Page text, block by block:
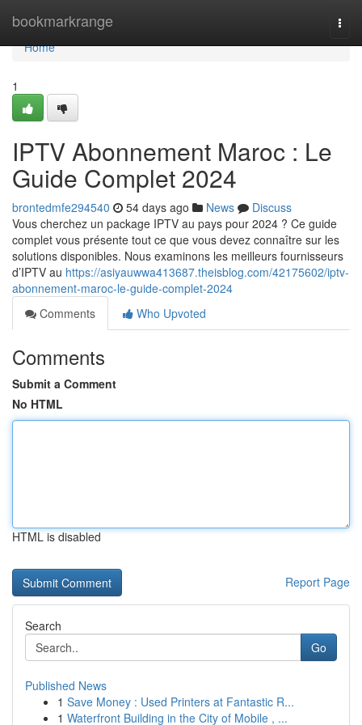
bookmarkrange
Home
Home
1
IPTV Abonnement Maroc : Le
Guide Complet 2024
brontedmfe294540 54 days ago News
Discuss
Vous cherchez un package IPTV au pays pour 2024 ? Ce guide
complet vous présente tout ce que vous devez connaître sur les
solutions disponibles. Nous examinons les meilleurs fournisseurs
d’IPTV au https://asiyauwwa413687.theisblog.com/42175602/iptv-
abonnement-maroc-le-guide-complet-2024
Comments
Who Upvoted
Comments
Submit a Comment
No HTML
HTML is disabled
Report Page
Search
Go
Published News
1 Save Money : Used Printers at Fantastic R...
1 Waterfront Building in the City of Mobile , ...